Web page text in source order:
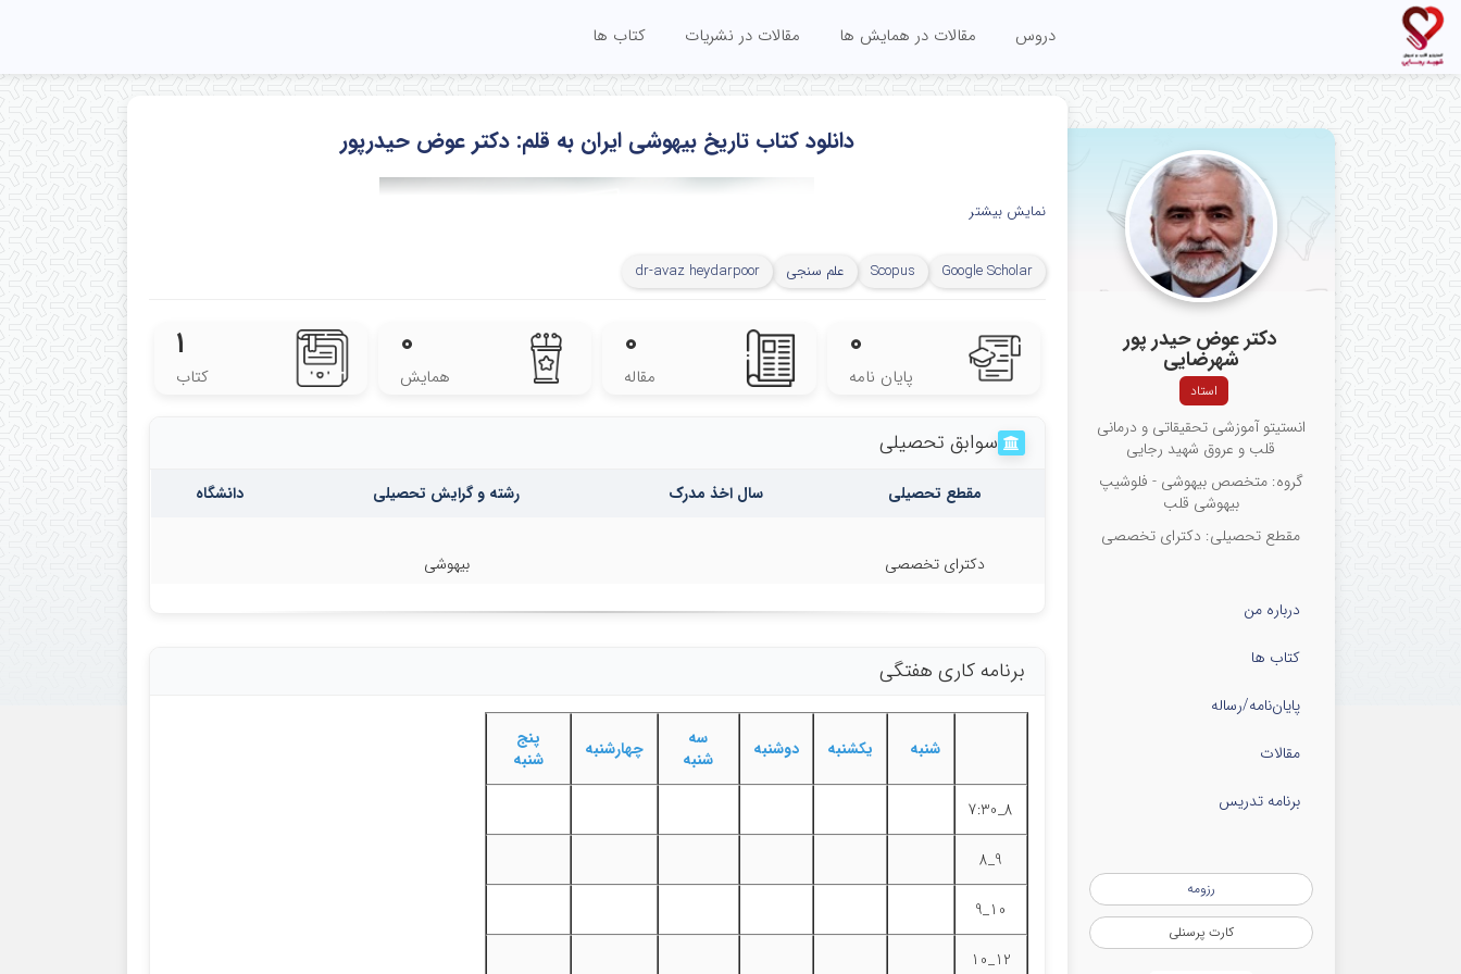
دروس مقالات در همایش ها مقالات در نشریات کتاب ها
دکتر عوض حیدر پور
شهرضایی
استاد
انستیتو آموزشی تحقیقاتی و درمانی
قلب و عروق شهید رجایی
گروه: متخصص بیهوشی - فلوشیپ
بیهوشی قلب
مقطع تحصیلی: دکترای تخصصی
درباره من
کتاب ها
پایان‌نامه‌/رساله
مقالات
برنامه تدریس
رزومه
کارت پرسنلی
دانلود کتاب تاریخ بیهوشی ایران به قلم: دکتر عوض حیدرپور
دانلود کتاب تاریخ بیهوشی ایران به قلم: دکتر عوض حیدرپور
نمایش بیشتر
Google Scholar
Scopus علم سنجی dr-avaz heydarpoor
۰
پایان نامه
۰
مقاله
۰
همایش
۱
کتاب
سوابق تحصیلی
مقطع تحصیلی سال اخذ مدرک رشته و گرایش تحصیلی دانشگاه
دکترای تخصصی بیهوشی
برنامه کاری هفتگی
شنبه یکشنبه دوشنبه
سه
شنبه
چهارشنبه
پنج
شنبه
8_7:30
9_8
10_9
12_10